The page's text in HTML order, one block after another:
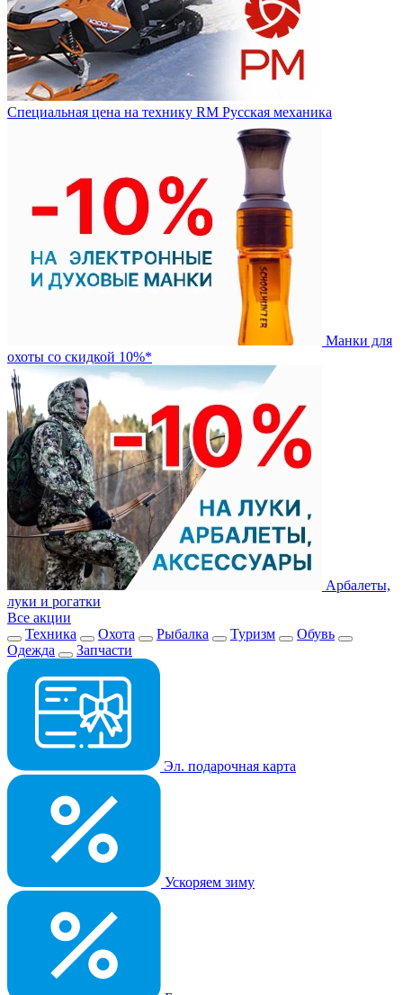
Специальная цена на технику RM Русская механика
Манки для
охоты со скидкой 10%*
Арбалеты,
луки и рогатки
Все акции
Техника
Охота Рыбалка Туризм
Обувь
Одежда
Запчасти
Эл. подарочная карта
Ускоряем зиму